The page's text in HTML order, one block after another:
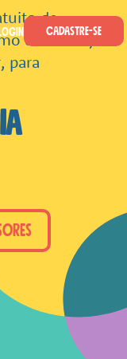
Cadastre-se
de
de álcool,
para